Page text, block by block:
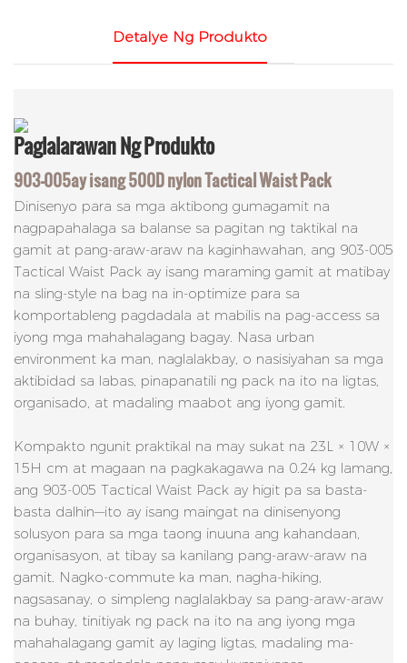
Detalye Ng Produkto
PaglalarawanNg Produkto
903-005ay isang 500D nylonTactical Waist Pack
Dinisenyo para sa mga aktibong gumagamit na
nagpapahalaga sa balanse sa pagitan ng taktikal na
gamit at pang-araw-araw na kaginhawahan, ang 903-005
Tactical Waist Pack ay isang maraming gamit at matibay
na sling-style na bag na in-optimize para sa
komportableng pagdadala at mabilis na pag-access sa
iyong mga mahahalagang bagay. Nasa urban
environment ka man, naglalakbay, o nasisiyahan sa mga
aktibidad sa labas, pinapanatili ng pack na ito na ligtas,
organisado, at madaling maabot ang iyong gamit.
Kompakto ngunit praktikal na may sukat na 23L × 10W ×
15H cm at magaan na pagkakagawa na 0.24 kg lamang,
ang 903-005 Tactical Waist Pack ay higit pa sa basta-
basta dalhin—ito ay isang maingat na dinisenyong
solusyon para sa mga taong inuuna ang kahandaan,
organisasyon, at tibay sa kanilang pang-araw-araw na
gamit. Nagko-commute ka man, nagha-hiking,
nagsasanay, o simpleng naglalakbay sa pang-araw-araw
na buhay, tinitiyak ng pack na ito na ang iyong mga
mahahalagang gamit ay laging ligtas, madaling ma-